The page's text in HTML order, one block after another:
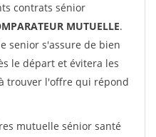
contrats sénior
MUTUELLE.
senior s'assure de bien
le départ et évitera les
trouver l'offre qui répond
mutuelle sénior santé